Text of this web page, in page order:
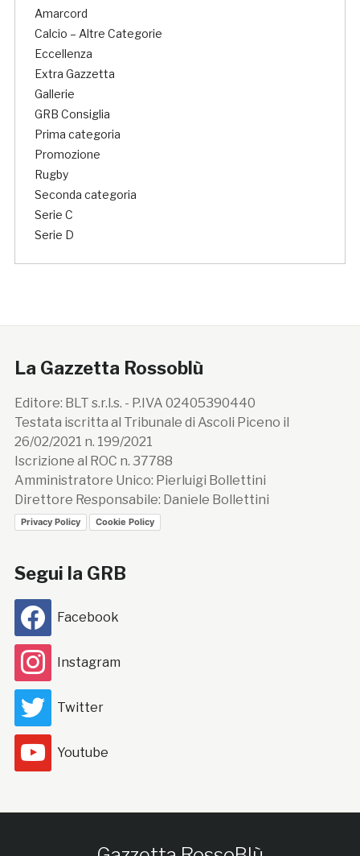
Amarcord
Calcio – Altre Categorie
Eccellenza
Extra Gazzetta
Gallerie
GRB Consiglia
Prima categoria
Promozione
Rugby
Seconda categoria
Serie C
Serie D
La Gazzetta Rossoblù
Editore: BLT s.r.l.s. - P.IVA 02405390440
Testata iscritta al Tribunale di Ascoli Piceno il
26/02/2021 n. 199/2021
Iscrizione al ROC n. 37788
Amministratore Unico: Pierluigi Bollettini
Direttore Responsabile: Daniele Bollettini
Privacy Policy Cookie Policy
Segui la GRB
Facebook
Instagram
Twitter
Youtube